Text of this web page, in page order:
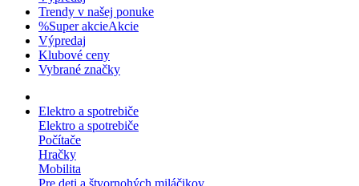
Trendy v našej ponuke
%Super akcieAkcie
Výpredaj
Klubové ceny
Vybrané značky
Elektro a spotrebiče
Elektro a spotrebiče
Počítače
Hračky
Mobilita
Pre deti a štvornohých miláčikov